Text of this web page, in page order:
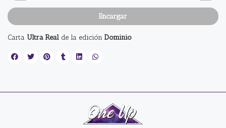
Encargar
Carta Ultra Real de la edición Dominio